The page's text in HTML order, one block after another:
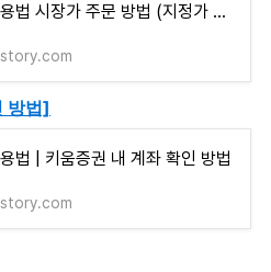
영웅문S 사용법 시장가 주문 방법 (지정가 차이점)
방법]
법 | 키움증권 내 계좌 확인 방법